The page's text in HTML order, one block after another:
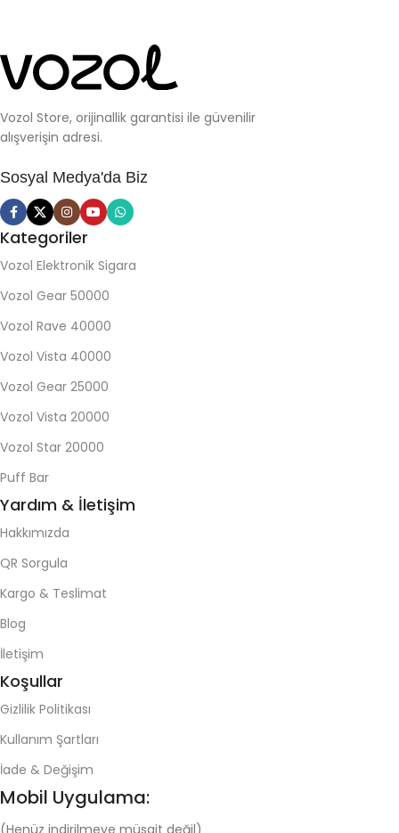
Vozol Store, orijinallik garantisi ile güvenilir
alışverişin adresi.
Sosyal Medya'da Biz
Kategoriler
Vozol Elektronik Sigara
Vozol Gear 50000
Vozol Rave 40000
Vozol Vista 40000
Vozol Gear 25000
Vozol Vista 20000
Vozol Star 20000
Puff Bar
Yardım & İletişim
Hakkımızda
QR Sorgula
Kargo & Teslimat
Blog
İletişim
Koşullar
Gizlilik Politikası
Kullanım Şartları
İade & Değişim
Mobil Uygulama: